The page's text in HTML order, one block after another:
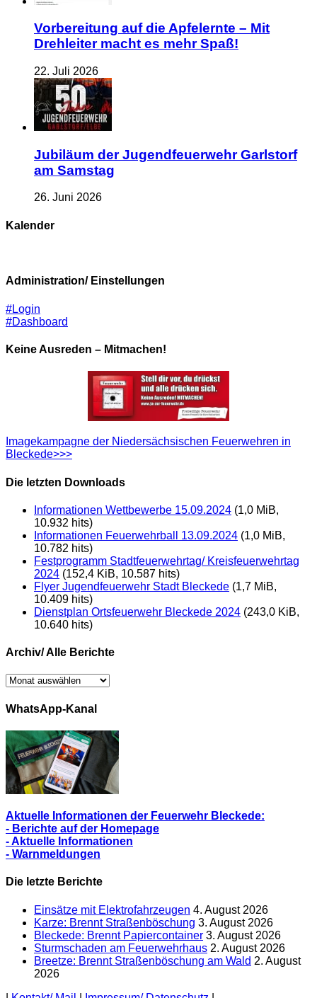
Vorbereitung auf die Apfelernte – Mit
Drehleiter macht es mehr Spaß!
22. Juli 2026
Jubiläum der Jugendfeuerwehr Garlstorf
am Samstag
26. Juni 2026
Kalender
Administration/ Einstellungen
#Login
#Dashboard
Keine Ausreden – Mitmachen!
Imagekampagne der Niedersächsischen Feuerwehren in
Bleckede>>>
Die letzten Downloads
Informationen Wettbewerbe 15.09.2024 (1,0 MiB,
10.932 hits)
Informationen Feuerwehrball 13.09.2024 (1,0 MiB,
10.782 hits)
Festprogramm Stadtfeuerwehrtag/ Kreisfeuerwehrtag
2024 (152,4 KiB, 10.587 hits)
Flyer Jugendfeuerwehr Stadt Bleckede (1,7 MiB,
10.409 hits)
Dienstplan Ortsfeuerwehr Bleckede 2024 (243,0 KiB,
10.640 hits)
Archiv/ Alle Berichte
Archiv/
Berichte
WhatsApp-Kanal
Aktuelle Informationen der Feuerwehr Bleckede:
- Berichte auf der Homepage
- Aktuelle Informationen
- Warnmeldungen
Die letzte Berichte
Einsätze mit Elektrofahrzeugen 4. August 2026
Karze: Brennt Straßenböschung 3. August 2026
Bleckede: Brennt Papiercontainer 3. August 2026
Sturmschaden am Feuerwehrhaus 2. August 2026
Breetze: Brennt Straßenböschung am Wald 2. August
2026